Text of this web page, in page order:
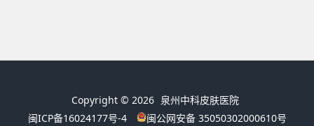
Copyright © 2026 泉州中科皮肤医院
闽ICP备16024177号-4
闽公网安备 35050302000610号